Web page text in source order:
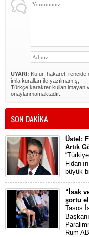
UYARI: Küfür, hakaret, rencide
imla kuralları ile yazılmamış,
Türkçe karakter kullanılmayan
onaylanmamaktadır.
SON DAKİKA
Üstel:
Artık
büyük
“İsak
şortu
Tasos
Rum